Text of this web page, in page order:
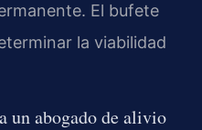
El bufete
la viabilidad
un abogado de alivio